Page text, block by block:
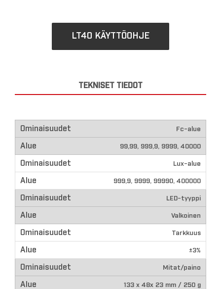
LT40 KÄYTTÖOHJE
TEKNISET TIEDOT
Fc-alue
99,99, 999,9, 9999, 40000
Lux-alue
999,9, 9999, 99990, 400000
LED-tyyppi
Valkoinen
Tarkkuus
±3%
Mitat/paino
133 x 48x 23 mm / 250 g